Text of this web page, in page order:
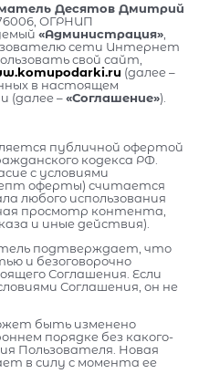
Десятов Дмитрий
ОГРНИП
«Администрация»,
сети Интернет
свой сайт,
(далее –
в настоящем
(далее –«Соглашение»).
публичной офертой
кодекса РФ.
с условиями
оферты) считается
любого использования
просмотр контента,
и иные действия).
подтверждает, что
и безоговорочно
Соглашения. Если
Соглашения, он не
быть изменено
порядке без какого-
Пользователя. Новая
в силу с момента ее